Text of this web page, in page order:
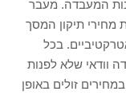
המעבדה. מעבר
תיקון המסך
בכל
וודאי שלא לפנות
לחאפרים שונים המציעים תיקון מסך אייפון 5 במחירים זולים באופן